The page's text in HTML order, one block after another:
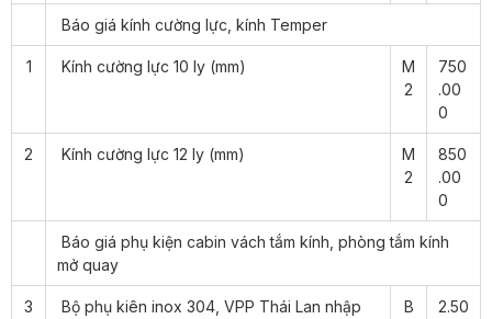
Báo giá kính cường lực, kính Temper
1 Kính cường lực 10 ly (mm)
M
2
750
.00
0
2 Kính cường lực 12 ly (mm)
M
2
850
.00
0
Báo giá phụ kiện cabin vách tắm kính, phòng tắm kính
mở quay
3
Bộ phụ kiên inox 304, VPP Thái Lan nhập
B
2.50